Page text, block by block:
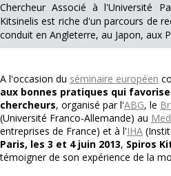
Chercheur Associé à l'Université
Kitsinelis est riche d'un parcours de
conduit en Angleterre, au Japon, aux
A l'occasion du séminaire européen
aux bonnes pratiques qui
chercheurs, organisé par l'ABG, le
(Université Franco-Allemande) au
entreprises de France) et à l'IHA
Paris, les 3 et 4 juin 2013, Spiros
témoigner de son expérience de la